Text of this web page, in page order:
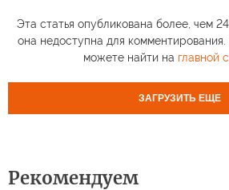
Эта статья опубликована более, чем
она недоступна для
можете найти на главной
ЗАГРУЗИТЬ ЕЩЕ
Рекомендуем